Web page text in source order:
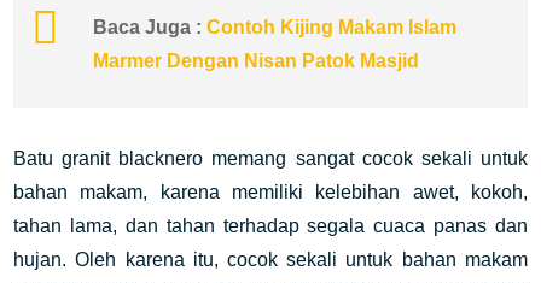
Baca Juga :Contoh Kijing Makam Islam
Marmer Dengan Nisan Patok Masjid
Batu granit blacknero memang sangat cocok sekali untuk
bahan makam, karena memiliki kelebihan awet, kokoh,
tahan lama, dan tahan terhadap segala cuaca panas dan
hujan. Oleh karena itu, cocok sekali untuk bahan makam